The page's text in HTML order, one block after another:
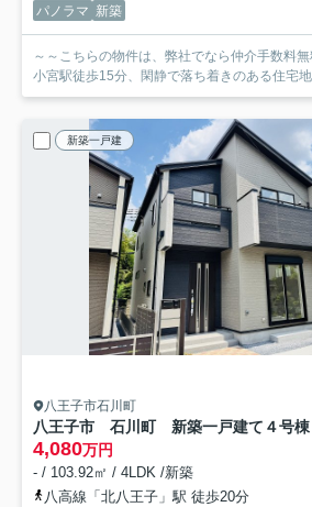
パノラマ 新築
～～こちらの物件は、弊社でなら仲介手数料
小宮駅徒歩15分、閑静で落ち着きのある住宅
新築一戸建
八王子市石川町
八王子市 石川町 新築一戸建て ４号棟
4,080万円
- / 103.92㎡ / 4LDK /新築
八高線「北八王子」駅 徒歩20分